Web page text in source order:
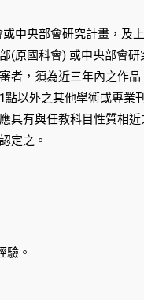
中央部會研究計畫，及
(原國科會) 或中央部會研
者，須為近三年內之作
以外之其他學術或專
具有與任教科目性質相
定之。
驗。